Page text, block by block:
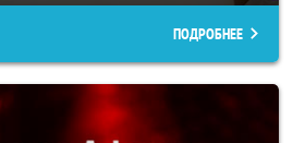
ПОДРОБНЕЕ